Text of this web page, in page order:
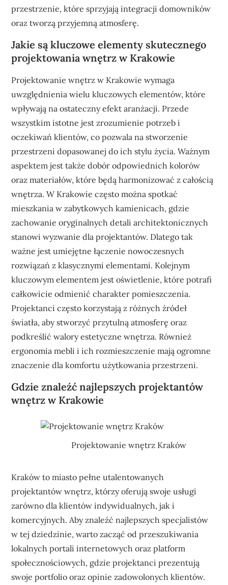
przestrzenie, które sprzyjają integracji domowników
oraz tworzą przyjemną atmosferę.
Jakie są kluczowe elementy skutecznego
projektowania wnętrz w Krakowie
Projektowanie wnętrz w Krakowie wymaga
uwzględnienia wielu kluczowych elementów, które
wpływają na ostateczny efekt aranżacji. Przede
wszystkim istotne jest zrozumienie potrzeb i
oczekiwań klientów, co pozwala na stworzenie
przestrzeni dopasowanej do ich stylu życia. Ważnym
aspektem jest także dobór odpowiednich kolorów
oraz materiałów, które będą harmonizować z całością
wnętrza. W Krakowie często można spotkać
mieszkania w zabytkowych kamienicach, gdzie
zachowanie oryginalnych detali architektonicznych
stanowi wyzwanie dla projektantów. Dlatego tak
ważne jest umiejętne łączenie nowoczesnych
rozwiązań z klasycznymi elementami. Kolejnym
kluczowym elementem jest oświetlenie, które potrafi
całkowicie odmienić charakter pomieszczenia.
Projektanci często korzystają z różnych źródeł
światła, aby stworzyć przytulną atmosferę oraz
podkreślić walory estetyczne wnętrza. Również
ergonomia mebli i ich rozmieszczenie mają ogromne
znaczenie dla komfortu użytkowania przestrzeni.
Gdzie znaleźć najlepszych projektantów
wnętrz w Krakowie
Projektowanie wnętrz Kraków
Kraków to miasto pełne utalentowanych
projektantów wnętrz, którzy oferują swoje usługi
zarówno dla klientów indywidualnych, jak i
komercyjnych. Aby znaleźć najlepszych specjalistów
w tej dziedzinie, warto zacząć od przeszukiwania
lokalnych portali internetowych oraz platform
społecznościowych, gdzie projektanci prezentują
swoje portfolio oraz opinie zadowolonych klientów.